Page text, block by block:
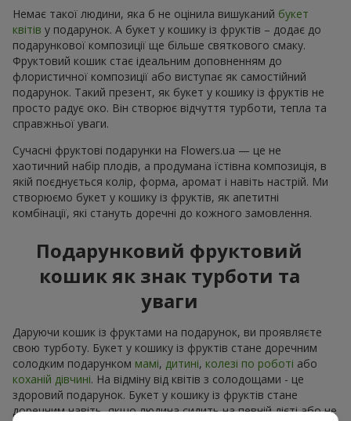
Немає такої людини, яка б не оцінила вишуканий букет
квітів у подарунок. А букет у кошику із фруктів – додає до
подарункової композиції ще більше святкового смаку.
Фруктовий кошик стає ідеальним доповненням до
флористичної композиції або виступає як самостійний
подарунок. Такий презент, як букет у кошику із фруктів не
просто радує око. Він створює відчуття турботи, тепла та
справжньої уваги.
Сучасні фруктові подарунки на Flowers.ua — це не
хаотичний набір плодів, а продумана їстівна композиція, в
якій поєднується колір, форма, аромат і навіть настрій. Ми
створюємо букет у кошику із фруктів, як апетитні
комбінації, які стануть доречні до кожного замовлення.
Подарунковий фруктовий
кошик як знак турботи та
уваги
Даруючи кошик із фруктами на подарунок, ви проявляєте
свою турботу. Букет у кошику із фруктів стане доречним
солодким подарунком мамі, дитині, колезі по роботі або
коханій дівчині. На відміну від квітів з солодощами - це
здоровий подарунок. Букет у кошику із фруктів стане
доречним навіть, якщо людина сидить на певній дієті або не